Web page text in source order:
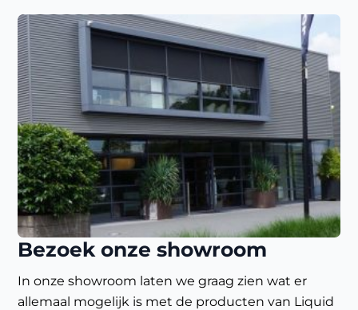
Bezoek onze showroom
In onze showroom laten we graag zien wat er
allemaal mogelijk is met de producten van Liquid